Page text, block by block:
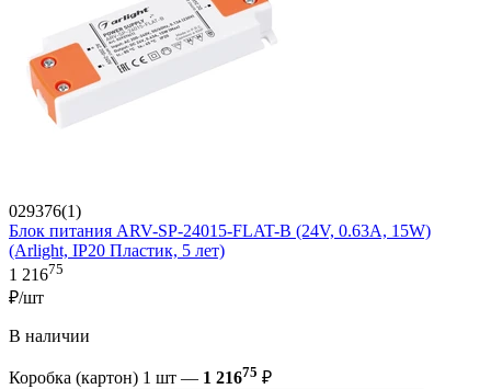
029376(1)
Блок питания ARV-SP-24015-FLAT-B (24V, 0.63A, 15W)
(Arlight, IP20 Пластик, 5 лет)
1 21675
₽/шт
В наличии
Коробка (картон) 1 шт — 1 21675 ₽